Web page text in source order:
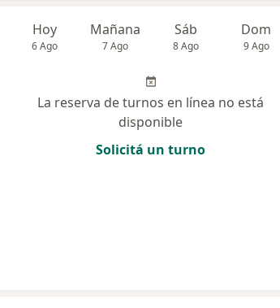
Hoy
6 Ago
Mañana
7 Ago
Sáb
8 Ago
Dom
9 Ago
La reserva de turnos en línea no está
disponible
Solicitá un turno